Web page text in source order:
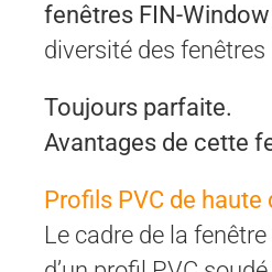
fenêtres FIN-Window
diversité des fenêtres
Toujours parfaite.
Avantages de cette
Profils PVC de haute
Le cadre de la